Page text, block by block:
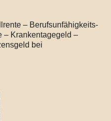
– Berufsunfähigkeits-
– Krankentagegeld –
bei